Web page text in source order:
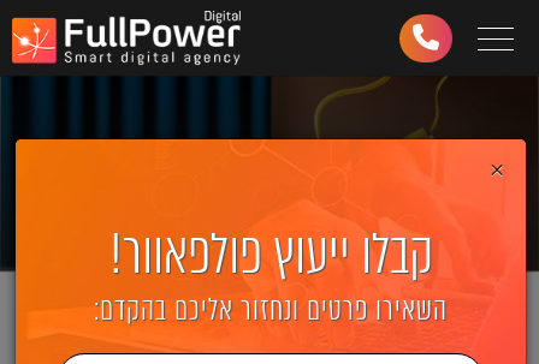
Toggle navigation
03-
6499-
997 ×
קבלו ייעוץ פולפאוור!
השאירו פרטים ונחזור אליכם בהקדם: